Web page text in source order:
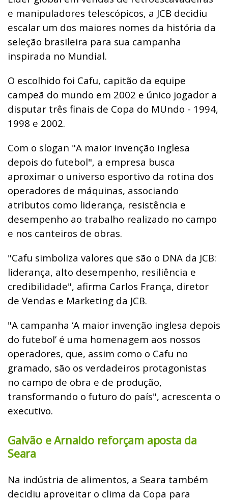
e manipuladores telescópicos, a JCB decidiu
escalar um dos maiores nomes da história da
seleção brasileira para sua campanha
inspirada no Mundial.
O escolhido foi Cafu, capitão da equipe
campeã do mundo em 2002 e único jogador a
disputar três finais de Copa do MUndo - 1994,
1998 e 2002.
Com o slogan "A maior invenção inglesa
depois do futebol", a empresa busca
aproximar o universo esportivo da rotina dos
operadores de máquinas, associando
atributos como liderança, resistência e
desempenho ao trabalho realizado no campo
e nos canteiros de obras.
"Cafu simboliza valores que são o DNA da JCB:
liderança, alto desempenho, resiliência e
credibilidade", afirma Carlos França, diretor
de Vendas e Marketing da JCB.
"A campanha ‘A maior invenção inglesa depois
do futebol’ é uma homenagem aos nossos
operadores, que, assim como o Cafu no
gramado, são os verdadeiros protagonistas
no campo de obra e de produção,
transformando o futuro do país", acrescenta o
executivo.
Galvão e Arnaldo reforçam aposta da
Seara
Na indústria de alimentos, a Seara também
decidiu aproveitar o clima da Copa para